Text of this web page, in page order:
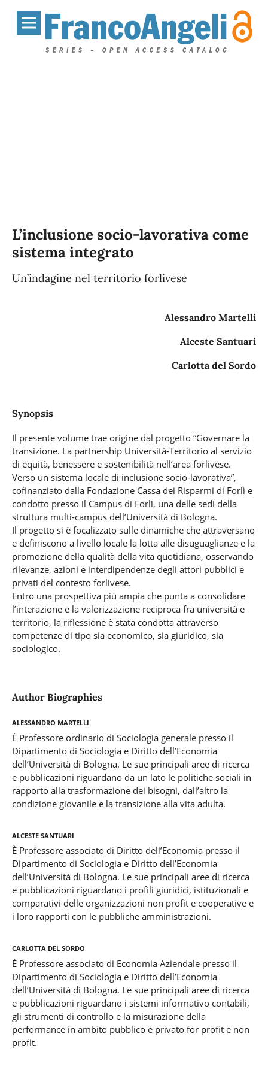
L’inclusione socio-lavorativa come
sistema integrato
Un’indagine nel territorio forlivese
Alessandro Martelli
Alceste Santuari
Carlotta del Sordo
Synopsis
Il presente volume trae origine dal progetto “Governare la
transizione. La partnership Università-Territorio al servizio
di equità, benessere e sostenibilità nell’area forlivese.
Verso un sistema locale di inclusione socio-lavorativa”,
cofinanziato dalla Fondazione Cassa dei Risparmi di Forlì e
condotto presso il Campus di Forlì, una delle sedi della
struttura multi-campus dell’Università di Bologna.
Il progetto si è focalizzato sulle dinamiche che attraversano
e definiscono a livello locale la lotta alle disuguaglianze e la
promozione della qualità della vita quotidiana, osservando
rilevanze, azioni e interdipendenze degli attori pubblici e
privati del contesto forlivese.
Entro una prospettiva più ampia che punta a consolidare
l’interazione e la valorizzazione reciproca fra università e
territorio, la riflessione è stata condotta attraverso
competenze di tipo sia economico, sia giuridico, sia
sociologico.
Author Biographies
Alessandro Martelli
È Professore ordinario di Sociologia generale presso il
Dipartimento di Sociologia e Diritto dell’Economia
dell’Università di Bologna. Le sue principali aree di ricerca
e pubblicazioni riguardano da un lato le politiche sociali in
rapporto alla trasformazione dei bisogni, dall’altro la
condizione giovanile e la transizione alla vita adulta.
Alceste Santuari
È Professore associato di Diritto dell’Economia presso il
Dipartimento di Sociologia e Diritto dell’Economia
dell’Università di Bologna. Le sue principali aree di ricerca
e pubblicazioni riguardano i profili giuridici, istituzionali e
comparativi delle organizzazioni non profit e cooperative e
i loro rapporti con le pubbliche amministrazioni.
Carlotta del Sordo
È Professore associato di Economia Aziendale presso il
Dipartimento di Sociologia e Diritto dell’Economia
dell’Università di Bologna. Le sue principali aree di ricerca
e pubblicazioni riguardano i sistemi informativo contabili,
gli strumenti di controllo e la misurazione della
performance in ambito pubblico e privato for profit e non
profit.